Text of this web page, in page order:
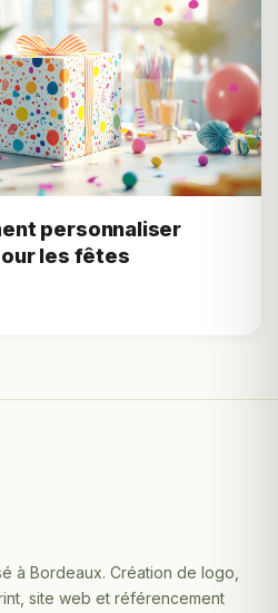
personnaliser
les fêtes
à Bordeaux. Création de logo,
site web et référencement